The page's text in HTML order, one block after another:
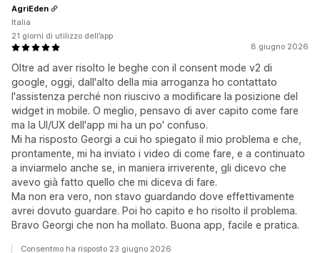
8 giugno 2026
Oltre ad aver risolto le beghe con il consent mode v2 di
google, oggi, dall'alto della mia arroganza ho contattato
l'assistenza perché non riuscivo a modificare la posizione del
widget in mobile. O meglio, pensavo di aver capito come fare
ma la UI/UX dell'app mi ha un po' confuso.
Mi ha risposto Georgi a cui ho spiegato il mio problema e che,
prontamente, mi ha inviato i video di come fare, e a continuato
a inviarmelo anche se, in maniera irriverente, gli dicevo che
avevo già fatto quello che mi diceva di fare.
Ma non era vero, non stavo guardando dove effettivamente
avrei dovuto guardare. Poi ho capito e ho risolto il problema.
Bravo Georgi che non ha mollato. Buona app, facile e pratica.
AgriEden
Italia
21 giorni di utilizzo dell’app
Consentmo ha risposto 23 giugno 2026